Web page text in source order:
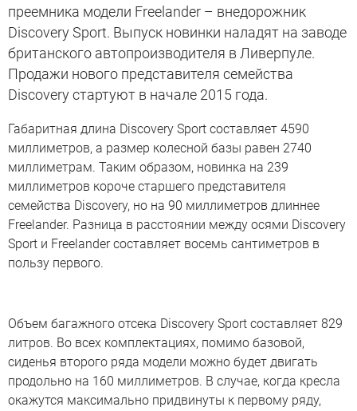
преемника модели Freelander – внедорожник
Discovery Sport. Выпуск новинки наладят на заводе
британского автопроизводителя в Ливерпуле.
Продажи нового представителя семейства
Discovery стартуют в начале 2015 года.
Габаритная длина Discovery Sport составляет 4590
миллиметров, а размер колесной базы равен 2740
миллиметрам. Таким образом, новинка на 239
миллиметров короче старшего представителя
семейства Discovery, но на 90 миллиметров длиннее
Freelander. Разница в расстоянии между осями Discovery
Sport и Freelander составляет восемь сантиметров в
пользу первого.
Объем багажного отсека Discovery Sport составляет 829
литров. Во всех комплектациях, помимо базовой,
сиденья второго ряда модели можно будет двигать
продольно на 160 миллиметров. В случае, когда кресла
окажутся максимально придвинуты к первому ряду,